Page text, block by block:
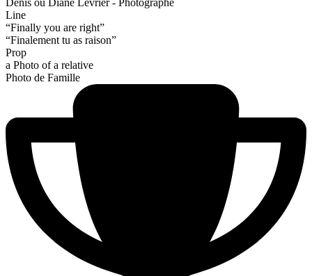
Line
“Finally you are right”
“Finalement tu as raison”
Prop
a Photo of a relative
Photo de Famille